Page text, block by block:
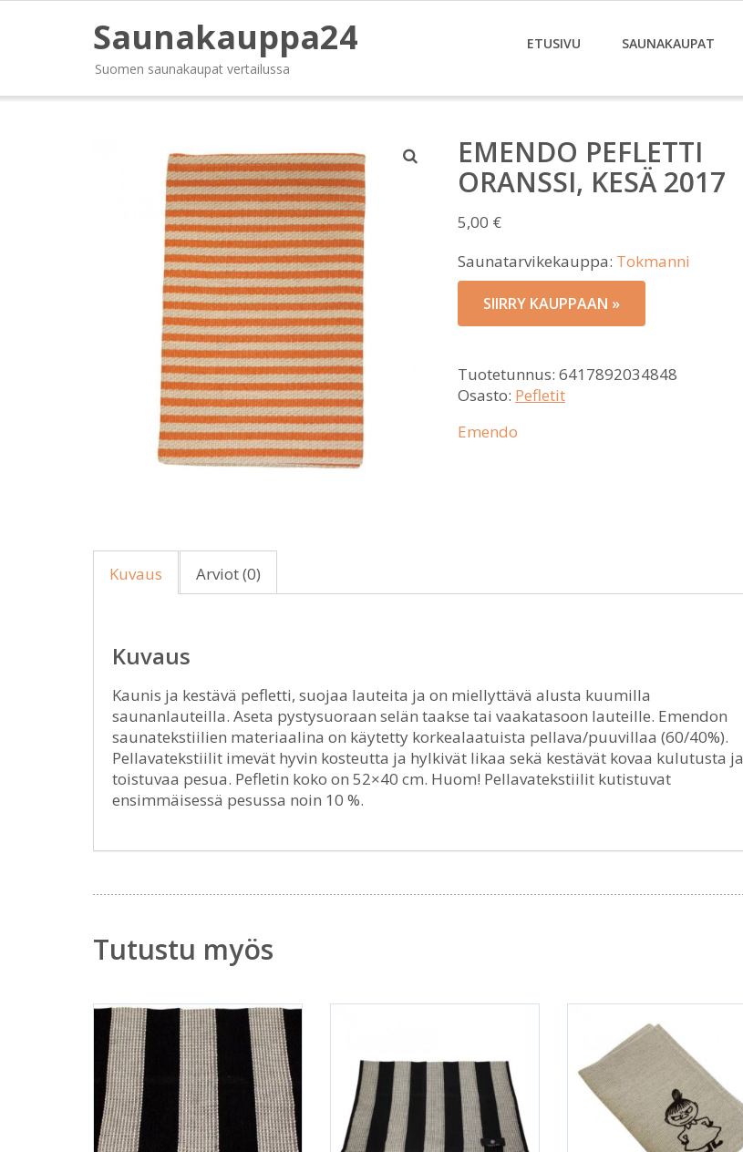
Saunakauppa24
Suomen saunakaupat vertailussa
ETUSIVU SAUNAKAUPAT
EMENDO PEFLETTI
ORANSSI, KESÄ 2017
5,00 €
Saunatarvikekauppa: Tokmanni
SIIRRY KAUPPAAN »
Tuotetunnus: 6417892034848
Osasto: Pefletit
Emendo
Kuvaus Arviot (0)
Kuvaus
Kaunis ja kestävä pefletti, suojaa lauteita ja on miellyttävä alusta kuumilla
saunanlauteilla. Aseta pystysuoraan selän taakse tai vaakatasoon lauteille. Emendon
saunatekstiilien materiaalina on käytetty korkealaatuista pellava/puuvillaa (60/40%).
Pellavatekstiilit imevät hyvin kosteutta ja hylkivät likaa sekä kestävät kovaa kulutusta ja
toistuvaa pesua. Pefletin koko on 52×40 cm. Huom! Pellavatekstiilit kutistuvat
ensimmäisessä pesussa noin 10 %.
Tutustu myös